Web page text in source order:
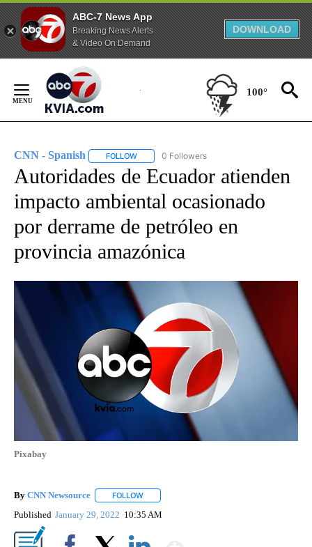
ABC-7 News App
Breaking News Alerts
& Video On Demand
DOWNLOAD
Content
100°
CNN - Spanish FOLLOW FOLLOW "CNN - SPANISH" TO RECEIVE
0 Followers
Autoridades de Ecuador atienden
impacto ambiental ocasionado
por derrame de petróleo en
provincia amazónica
Pixabay
By CNN Newsource FOLLOW
Published January 29, 2022 10:35 AM